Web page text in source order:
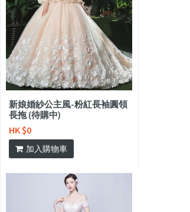
新娘婚紗公主風-粉紅長袖圓領
長拖 (待購中)
HK $0
加入購物車